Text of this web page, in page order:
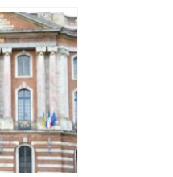
:
sur l'affaire
la gorge
il y a